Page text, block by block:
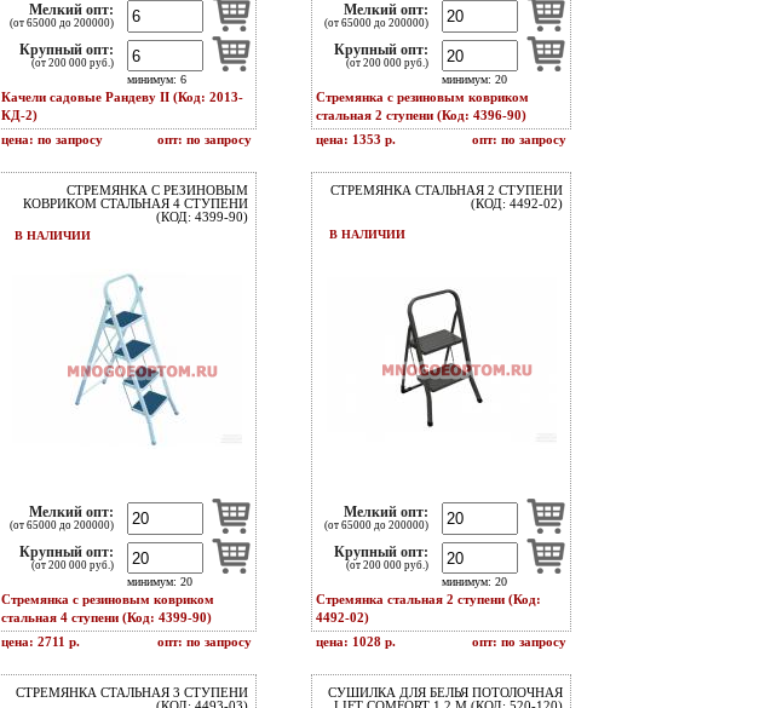
Мелкий опт:
(от 65000 до 200000)
Крупный опт:
(от 200 000 руб.)
минимум: 6
Качели садовые Рандеву II (Код: 2013-
КД-2)
цена: по запросу
опт: по запросу
Мелкий опт:
(от 65000 до 200000)
Крупный опт:
(от 200 000 руб.)
минимум: 20
Стремянка с резиновым ковриком
стальная 2 ступени (Код: 4396-90)
цена: 1353 р.
опт: по запросу
СТРЕМЯНКА С РЕЗИНОВЫМ
КОВРИКОМ СТАЛЬНАЯ 4 СТУПЕНИ
(КОД: 4399-90)
В НАЛИЧИИ
Мелкий опт:
(от 65000 до 200000)
Крупный опт:
(от 200 000 руб.)
минимум: 20
Стремянка с резиновым ковриком
стальная 4 ступени (Код: 4399-90)
цена: 2711 р.
опт: по запросу
СТРЕМЯНКА СТАЛЬНАЯ 2 СТУПЕНИ
(КОД: 4492-02)
В НАЛИЧИИ
Мелкий опт:
(от 65000 до 200000)
Крупный опт:
(от 200 000 руб.)
минимум: 20
Стремянка стальная 2 ступени (Код:
4492-02)
цена: 1028 р.
опт: по запросу
СТРЕМЯНКА СТАЛЬНАЯ 3 СТУПЕНИ
СУШИЛКА ДЛЯ БЕЛЬЯ ПОТОЛОЧНАЯ